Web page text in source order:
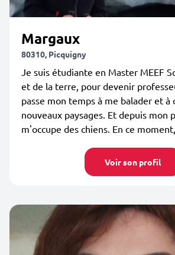
Margaux
80310, Picquigny
Je suis étudiante en Master MEEF
et de la terre, pour devenir
passe mon temps à me balader et à
nouveaux paysages. Et depuis mon
m'occupe des chiens. En ce
Voir son profil